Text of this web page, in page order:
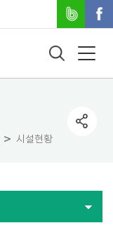
시설현황